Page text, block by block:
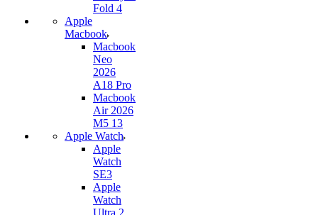
Fold 4
Apple
Macbook
Macbook
Neo
2026
A18 Pro
Macbook
Air 2026
M5 13
Apple Watch
Apple
Watch
SE3
Apple
Watch
Ultra 2